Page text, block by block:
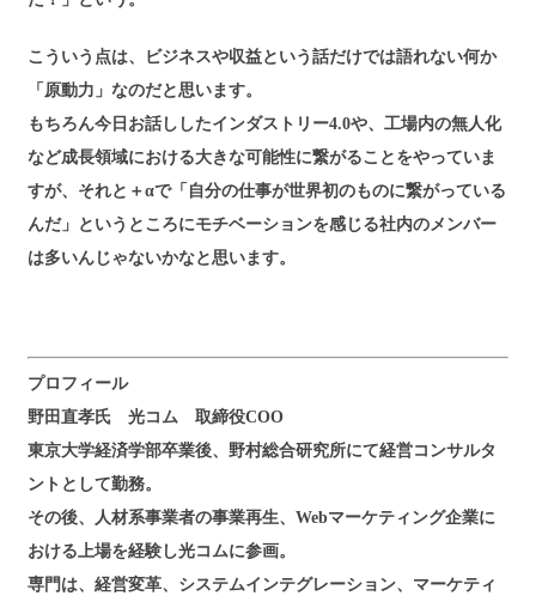
こういう点は、ビジネスや収益という話だけでは語れない何か
「原動力」なのだと思います。
もちろん今日お話ししたインダストリー4.0や、工場内の無人化
など成長領域における大きな可能性に繋がることをやっていま
すが、それと＋αで「自分の仕事が世界初のものに繋がっている
んだ」というところにモチベーションを感じる社内のメンバー
は多いんじゃないかなと思います。
プロフィール
野田直孝氏 光コム 取締役COO
東京大学経済学部卒業後、野村総合研究所にて経営コンサルタ
ントとして勤務。
その後、人材系事業者の事業再生、Webマーケティング企業に
おける上場を経験し光コムに参画。
専門は、経営変革、システムインテグレーション、マーケティ